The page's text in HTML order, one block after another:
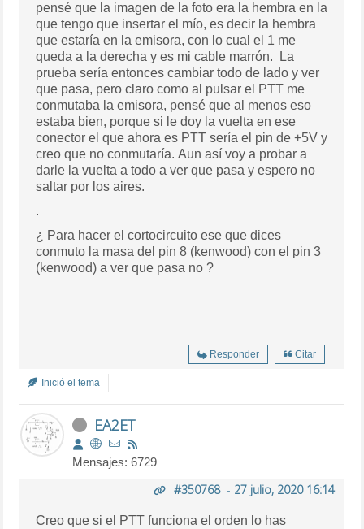
pensé que la imagen de la foto era la hembra en la
que tengo que insertar el mío, es decir la hembra
que estaría en la emisora, con lo cual el 1 me
queda a la derecha y es mi cable marrón. La
prueba sería entonces cambiar todo de lado y ver
que pasa, pero claro como al pulsar el PTT me
conmutaba la emisora, pensé que al menos eso
estaba bien, porque si le doy la vuelta en ese
conector el que ahora es PTT sería el pin de +5V y
creo que no conmutaría. Aun así voy a probar a
darle la vuelta a todo a ver que pasa y espero no
saltar por los aires.
.
¿ Para hacer el cortocircuito ese que dices
conmuto la masa del pin 8 (kenwood) con el pin 3
(kenwood) a ver que pasa no ?
Responder Citar
Inició el tema
EA2ET
Mensajes: 6729
#350768- 27 julio, 2020 16:14
Creo que si el PTT funciona el orden lo has